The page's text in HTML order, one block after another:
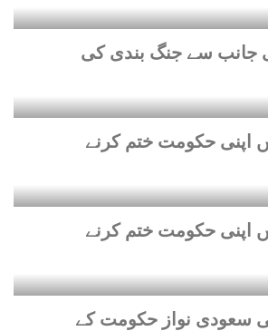
جانب سے جنگ بندی کی
اپنی حکومت ختم کرنے
اپنی حکومت ختم کرنے
سعودی نواز حکومت کے